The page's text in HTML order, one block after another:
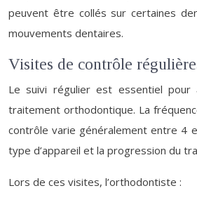
peuvent être collés sur certaines
mouvements dentaires.
Visites de contrôle
Le suivi régulier est essentiel pour
traitement orthodontique. La
contrôle varie généralement entre 4
type d’appareil et la progression du
Lors de ces visites, l’orthodontiste :